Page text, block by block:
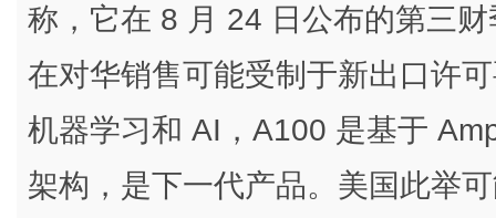
称，它在 8 月 24 日公布的第三
在对华销售可能受制于新出口许
机器学习和 AI，A100 是基于
架构，是下一代产品。美国此举